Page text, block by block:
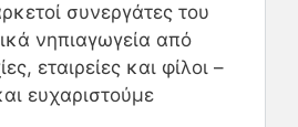
συνεργάτες του
νηπιαγωγεία από
εταιρείες και φίλοι –
ευχαριστούμε